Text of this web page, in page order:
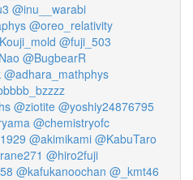
@inu__warabi
@oreo_relativity
@fuji_503
@BugbearR
@adhara_mathphys
@ziotite @yoshiy24876795
@chemistryofc
@akimikami @KabuTaro
@hiro2fuji
@kafukanoochan @_kmt46